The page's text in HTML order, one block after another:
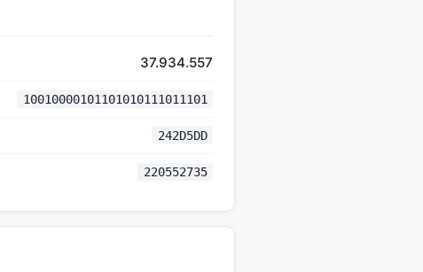
37.934.557
10010000101101010111011101
242D5DD
220552735